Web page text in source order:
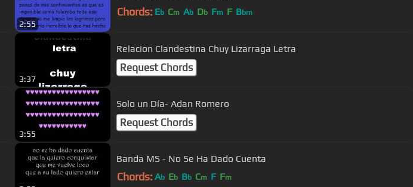
2:55
Chords: Eb Cm Ab Db Fm F Bbm
3:37
Relacion Clandestina Chuy Lizarraga Letra
Request Chords
3:55
Solo un Día- Adan Romero
Request Chords
Banda MS - No Se Ha Dado Cuenta
Chords: Ab Eb Bb Cm F Fm